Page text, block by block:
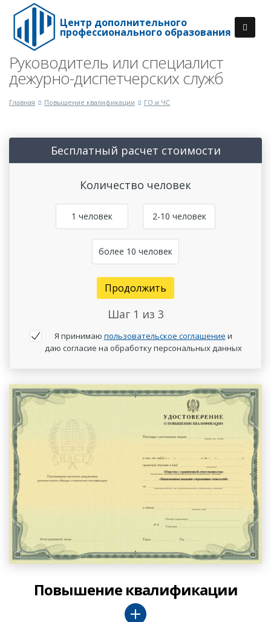
Центр дополнительного
профессионального образования
Руководитель или специалист
дежурно-диспетчерских служб
Главная Повышение квалификации ГО и ЧС
Бесплатный расчет стоимости
Количество человек
1 человек 2-10 человек
более 10 человек
Продолжить
Шаг 1 из 3
Я принимаю пользовательское соглашение и
даю согласие на обработку персональных данных
Повышение квалификации